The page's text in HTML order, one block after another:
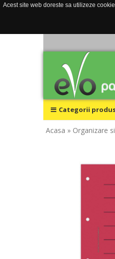
Acest site web doreste sa utilizeze
Categorii
Acasa » Organizare